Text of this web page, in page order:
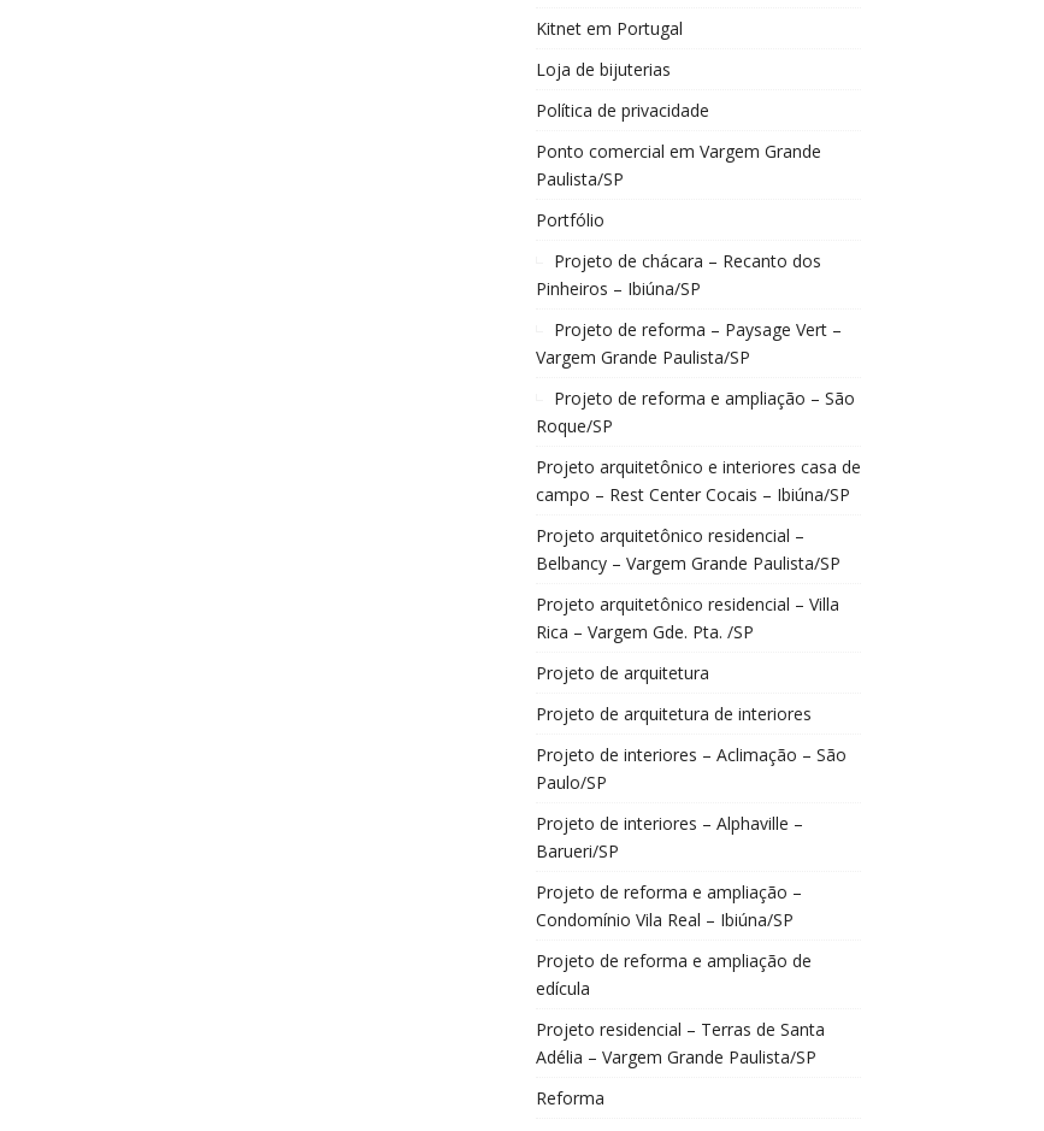
Kitnet em Portugal
Loja de bijuterias
Política de privacidade
Ponto comercial em Vargem Grande
Paulista/SP
Portfólio
Projeto de chácara – Recanto dos
Pinheiros – Ibiúna/SP
Projeto de reforma – Paysage Vert –
Vargem Grande Paulista/SP
Projeto de reforma e ampliação – São
Roque/SP
Projeto arquitetônico e interiores casa de
campo – Rest Center Cocais – Ibiúna/SP
Projeto arquitetônico residencial –
Belbancy – Vargem Grande Paulista/SP
Projeto arquitetônico residencial – Villa
Rica – Vargem Gde. Pta. /SP
Projeto de arquitetura
Projeto de arquitetura de interiores
Projeto de interiores – Aclimação – São
Paulo/SP
Projeto de interiores – Alphaville –
Barueri/SP
Projeto de reforma e ampliação –
Condomínio Vila Real – Ibiúna/SP
Projeto de reforma e ampliação de
edícula
Projeto residencial – Terras de Santa
Adélia – Vargem Grande Paulista/SP
Reforma